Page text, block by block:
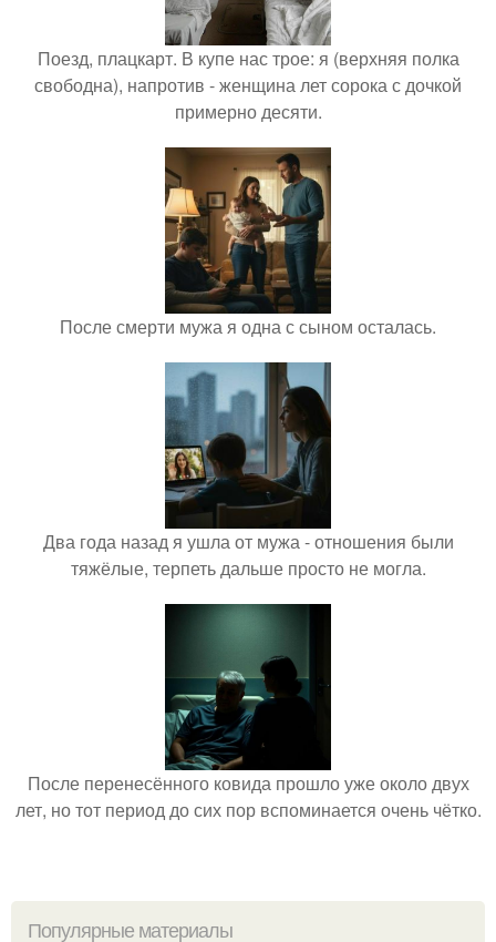
Поезд, плацкарт. В купе нас трое: я (верхняя полка
свободна), напротив - женщина лет сорока с дочкой
примерно десяти.
После смерти мужа я одна с сыном осталась.
Два года назад я ушла от мужа - отношения были
тяжёлые, терпеть дальше просто не могла.
После перенесённого ковида прошло уже около двух
лет, но тот период до сих пор вспоминается очень чётко.
Популярные материалы